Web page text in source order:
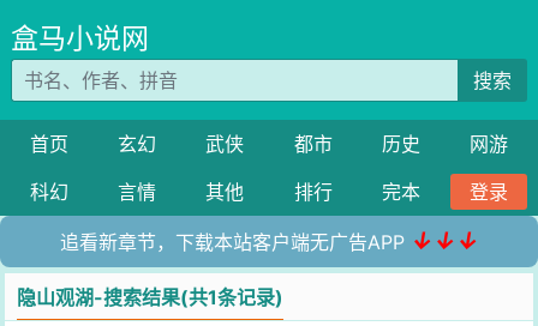
盒马小说网
搜索
首页 玄幻 武侠 都市 历史
网游
科幻
言情 其他 排行 完本 登录
追看新章节，下载本站客户端无广告APP ↓↓↓
隐山观湖-搜索结果(共1条记录)